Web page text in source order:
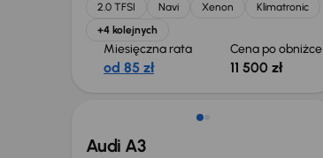
2.0 TFSI Navi Xenon
Klimatronic
+4 kolejnych
Miesięczna rata
od 85 zł
Cena po obniżce
11 500 zł
Audi A3